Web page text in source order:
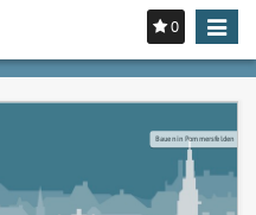
0
Toggle
Bauen in Pommersfelden